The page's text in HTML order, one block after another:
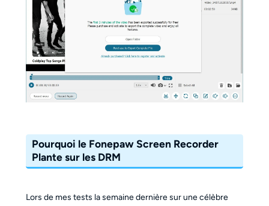
Pourquoi le Fonepaw Screen Recorder
Plante sur les DRM
Lors de mes tests la semaine dernière sur une célèbre